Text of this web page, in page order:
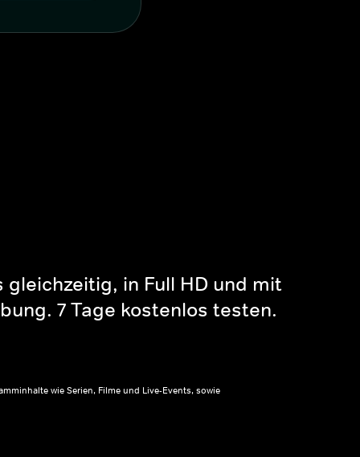
in Full HD und mit
7 Tage kostenlos testen.
wie Serien, Filme und Live-Events, sowie